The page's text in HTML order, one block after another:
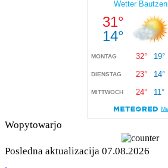
Wopytowarjo
Posledna aktualizacija 07.08.2026